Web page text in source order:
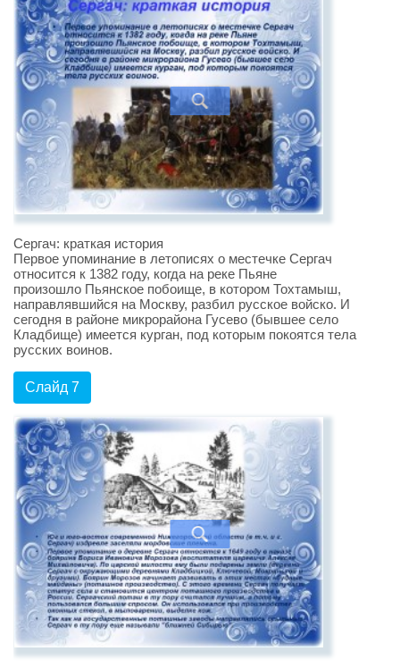
Сергач: краткая история
Первое упоминание в летописях о местечке Сергач
относится к 1382 году, когда на реке Пьяне
произошло Пьянское побоище, в котором Тохтамыш,
направлявшийся на Москву, разбил русское войско. И
сегодня в районе микрорайона Гусево (бывшее село
Кладбище) имеется курган, под которым покоятся тела
русских воинов.
Слайд 7